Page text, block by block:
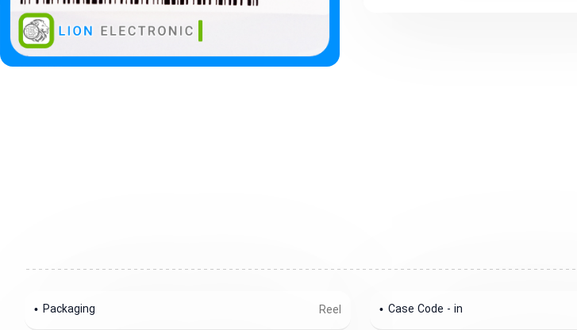
Case Code - in
Reel
Packaging